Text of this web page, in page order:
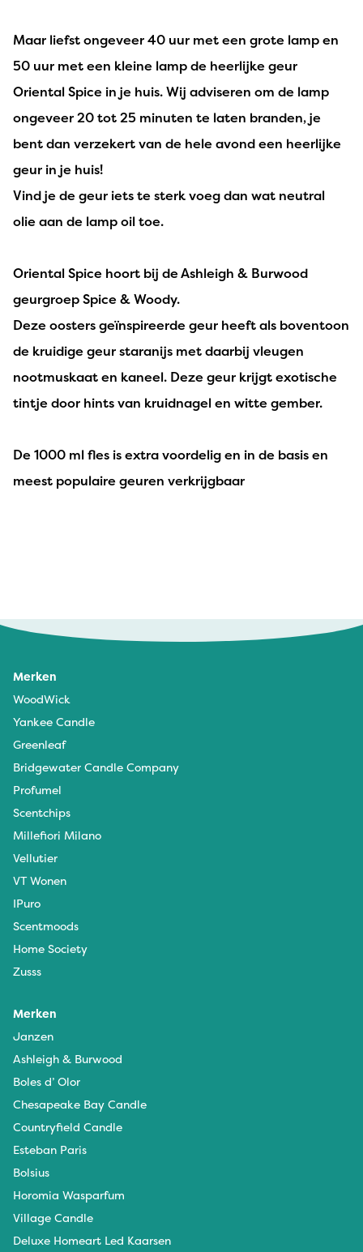
Maar liefst ongeveer 40 uur met een grote lamp en
50 uur met een kleine lamp de heerlijke geur
Oriental Spice in je huis. Wij adviseren om de lamp
ongeveer 20 tot 25 minuten te laten branden, je
bent dan verzekert van de hele avond een heerlijke
geur in je huis!
Vind je de geur iets te sterk voeg dan wat neutral
olie aan de lamp oil toe.
Oriental Spice hoort bij de Ashleigh & Burwood
geurgroep Spice & Woody.
Deze oosters geïnspireerde geur heeft als boventoon
de kruidige geur staranijs met daarbij vleugen
nootmuskaat en kaneel. Deze geur krijgt exotische
tintje door hints van kruidnagel en witte gember.
De 1000 ml fles is extra voordelig en in de basis en
meest populaire geuren verkrijgbaar
Prima,geur uitstekend
Paul Wolters - 7 januari 2025
Lekker geur!
Merken
WoodWick
Yankee Candle
Greenleaf
Bridgewater Candle Company
Profumel
Scentchips
Millefiori Milano
Vellutier
VT Wonen
IPuro
Scentmoods
Home Society
Zusss
Merken
Janzen
Ashleigh & Burwood
Boles d’ Olor
Chesapeake Bay Candle
Countryfield Candle
Esteban Paris
Bolsius
Horomia Wasparfum
Village Candle
Deluxe Homeart Led Kaarsen